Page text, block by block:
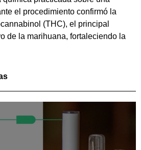
el procedimiento confirmó la
(THC), el principal
de la marihuana, fortaleciendo la